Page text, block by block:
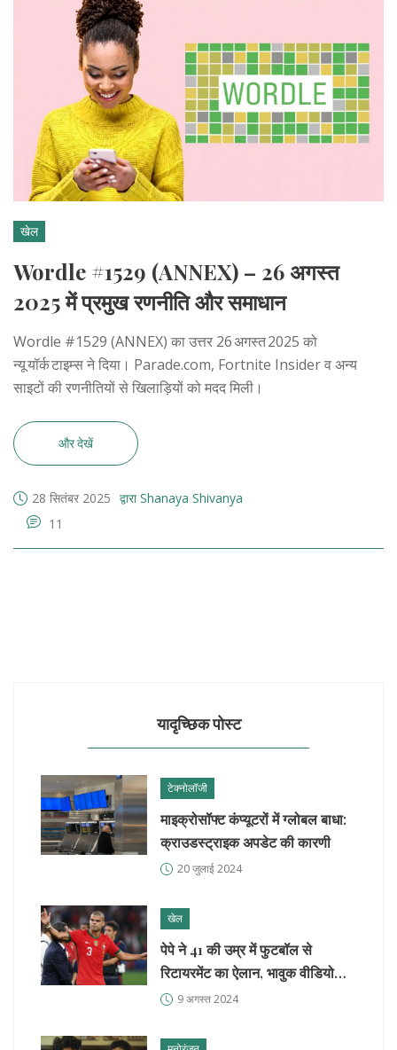
खेल
Wordle #1529 (ANNEX) – 26 अगस्त
2025 में प्रमुख रणनीति और समाधान
Wordle #1529 (ANNEX) का उत्तर 26 अगस्त 2025 को
न्यू यॉर्क टाइम्स ने दिया। Parade.com, Fortnite Insider व अन्य
साइटों की रणनीतियों से खिलाड़ियों को मदद मिली।
और देखें
28 सितंबर 2025 द्वारा Shanaya Shivanya
11
यादृच्छिक पोस्ट
टेक्नोलॉजी
माइक्रोसॉफ्ट कंप्यूटरों में ग्लोबल बाधा:
क्राउडस्ट्राइक अपडेट की कारणी
20 जुलाई 2024
खेल
पेपे ने 41 की उम्र में फुटबॉल से
रिटायरमेंट का ऐलान, भावुक वीडियो
हुआ वायरल
9 अगस्त 2024